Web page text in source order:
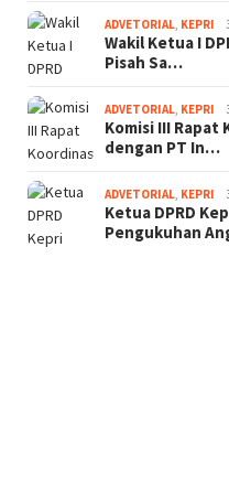
ADVETORIAL, KEPRI
Wakil Ketua I
Pisah Sa…
ADVETORIAL, KEPRI
Komisi III Rapat
dengan PT In…
ADVETORIAL, KEPRI
Ketua DPRD
Pengukuhan